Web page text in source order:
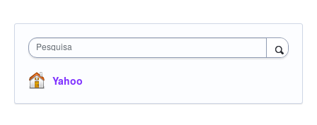
Pesquisa
Yahoo